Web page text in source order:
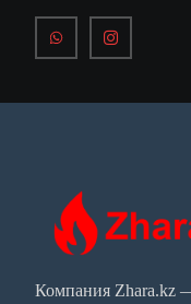
Компания Zhara.kz